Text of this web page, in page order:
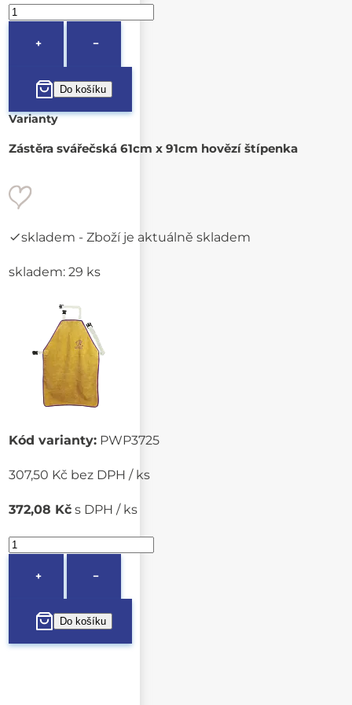
+ −
Varianty
Zástěra svářečská 61cm x 91cm hovězí štípenka
skladem - Zboží je aktuálně skladem
skladem: 29 ks
Kód varianty: PWP3725
307,50 Kč bez DPH / ks
372,08 Kč s DPH / ks
+ −